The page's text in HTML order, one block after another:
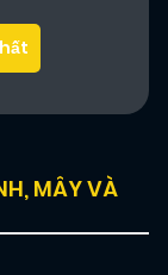
MÂY VÀ